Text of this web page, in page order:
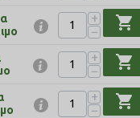
+
−
shopping_cart
+
−
shopping_cart
+
−
shopping_cart